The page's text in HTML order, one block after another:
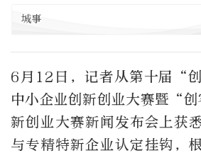
城事
6月12日，记者从第十届“
中小企业创新创业大赛暨“
新创业大赛新闻发布会上获
与专精特新企业认定挂钩，